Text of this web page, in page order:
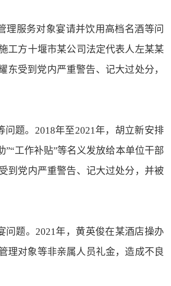
服务对象宴请并饮用高档名酒等问
工方十堰市某公司法定代表人左某某
受到党内严重警告、记大过处分，
题。 2018年至2021年，胡立新安排
工作补贴”等名义发放给本单位干部
到党内严重警告、记大过处分，并被
题。 2021年，黄英俊在某酒店操办
理对象等非亲属人员礼金，造成不良